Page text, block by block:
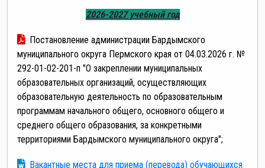
2026-2027 учебный год
Постановление администрации Бардымского
муниципального округа Пермского края от 04.03.2026 г. №
292-01-02-201-п "О закреплении муниципальных
образовательных организаций, осуществляющих
образовательную деятельность по образовательным
программам начального общего, основного общего и
среднего общего образования, за конкретными
территориями Бардымского муниципального округа";
Вакантные места для приема (перевода) обучающихся